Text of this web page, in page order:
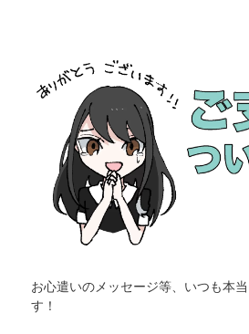
お心遣いのメッセージ等、いつも本
す！